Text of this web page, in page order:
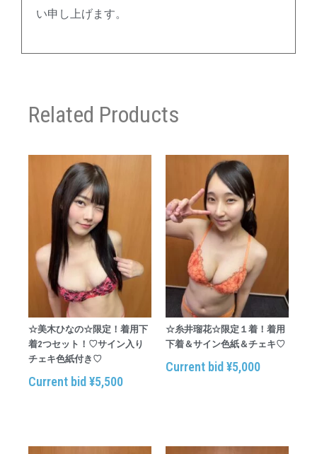
い申し上げます。
Related Products
☆美木ひなの☆限定！着用下
着2つセット！♡サイン入り
チェキ色紙付き♡
Current bid¥5,500
☆糸井瑠花☆限定１着！着用
下着＆サイン色紙＆チェキ♡
Current bid¥5,000